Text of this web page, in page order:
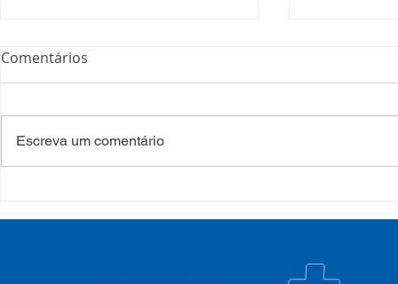
formação sobre saúde
SETEC,
CIB/RS
Comentários
Escreva um comentário